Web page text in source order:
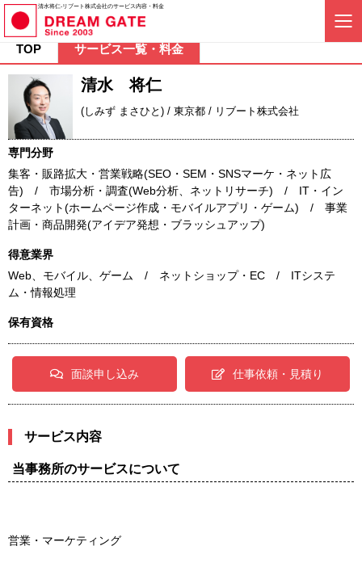
清水将仁-リブート株式会社のサービス内容・料金
TOP サービス一覧・料金
清水 将仁
(しみず まさひと) / 東京都 / リブート株式会社
専門分野
集客・販路拡大・営業戦略(SEO・SEM・SNSマーケ・ネット広
告) / 市場分析・調査(Web分析、ネットリサーチ) / IT・イン
ターネット(ホームページ作成・モバイルアプリ・ゲーム) / 事業
計画・商品開発(アイデア発想・ブラッシュアップ)
得意業界
Web、モバイル、ゲーム / ネットショップ・EC / ITシステ
ム・情報処理
保有資格
面談申し込み 仕事依頼・見積り
サービス内容
当事務所のサービスについて
営業・マーケティング